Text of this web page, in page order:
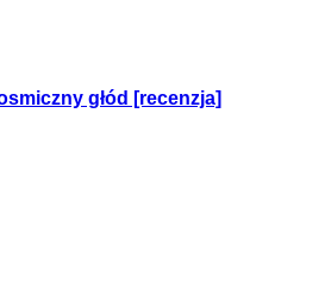
głód [recenzja]